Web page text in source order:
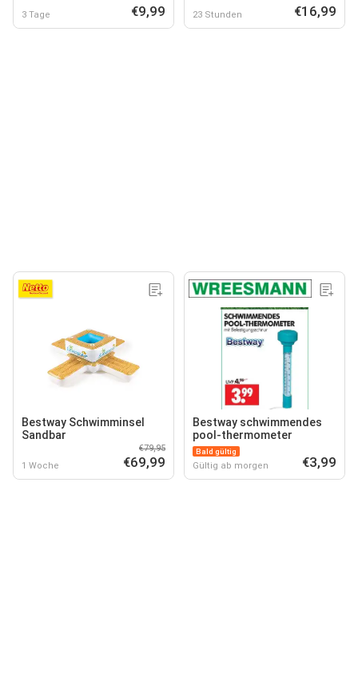
3 Tage €9,99 23 Stunden €16,99
Bestway Schwimminsel
Sandbar
1 Woche
€79,95
€69,99
Bestway schwimmendes
pool-thermometer
Bald gültig
Gültig ab morgen €3,99